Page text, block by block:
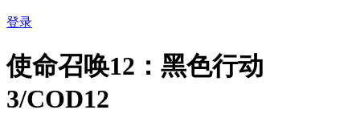
登录
使命召唤12：黑色行动
3/COD12